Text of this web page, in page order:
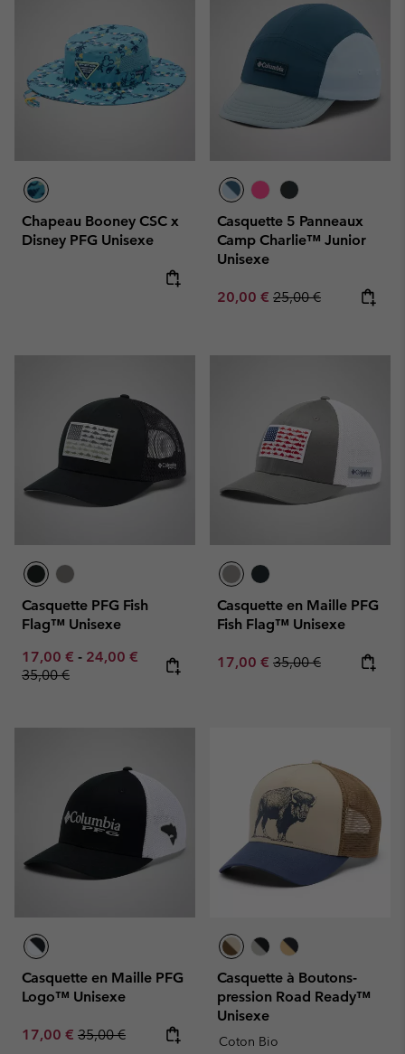
Chapeau Booney CSC x
Disney PFG Unisexe
Casquette 5 Panneaux
Camp Charlie™ Junior
Unisexe
Sale price:
20,00 € Regular price:
25,00 €
Casquette PFG Fish
Flag™ Unisexe
Minimum sale price:
17,00 € - Maximum sale price:
24,00 € Regular price:
35,00 €
Casquette en Maille PFG
Fish Flag™ Unisexe
Sale price:
17,00 € Regular price:
35,00 €
Casquette en Maille PFG
Logo™ Unisexe
Sale price:
17,00 € Regular price:
35,00 €
Casquette à Boutons-
pression Road Ready™
Unisexe
Coton Bio